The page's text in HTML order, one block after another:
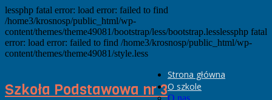
lessphp fatal error: load error: failed to find
/home3/krosnosp/public_html/wp-
content/themes/theme49081/bootstrap/less/bootstrap.lesslessphp fatal
error: load error: failed to find /home3/krosnosp/public_html/wp-
content/themes/theme49081/style.less
Szkoła Podstawowa nr 3
Strona główna
O szkole
O nas